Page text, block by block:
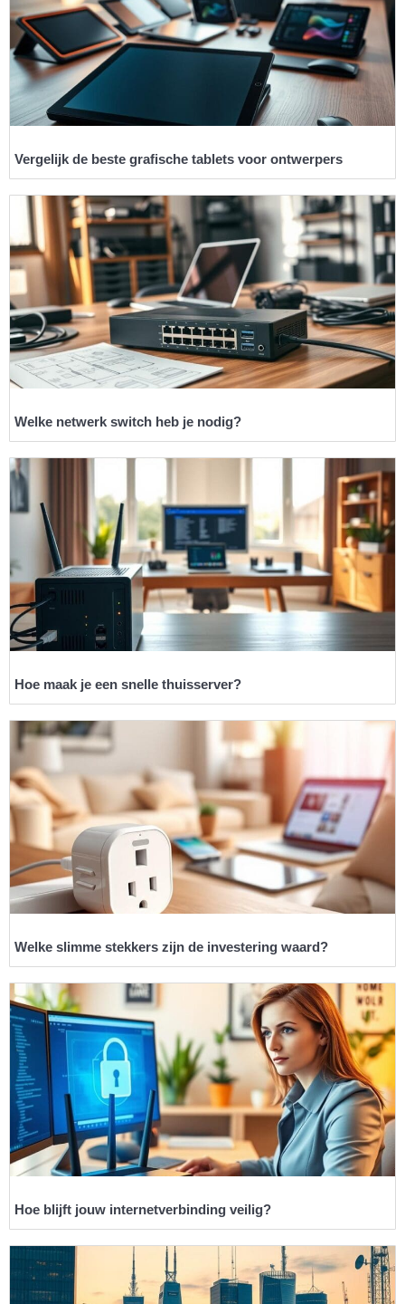
Vergelijk de beste grafische tablets voor ontwerpers
Welke netwerk switch heb je nodig?
Hoe maak je een snelle thuisserver?
Welke slimme stekkers zijn de investering waard?
Hoe blijft jouw internetverbinding veilig?